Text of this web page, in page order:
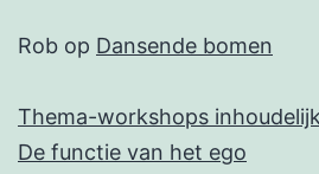
Rob op Dansende bomen
Thema-workshops
De functie van het ego